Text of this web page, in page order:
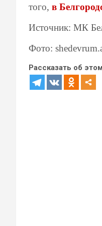
того, в
Источник: МК
Фото:
Рассказать об